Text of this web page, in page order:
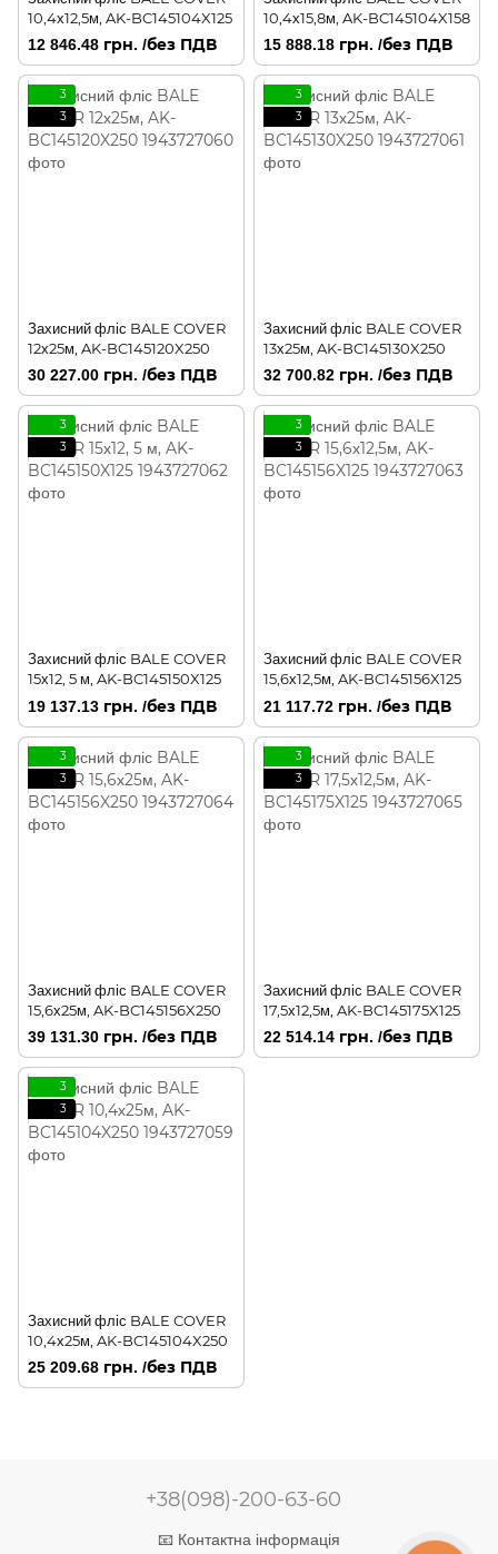
10,4х12,5м, AK-BC145104X125
12 846.48 грн. /без ПДВ
10,4х15,8м, AK-BC145104X158
15 888.18 грн. /без ПДВ
3
3
Захисний фліс BALE COVER
12х25м, AK-BC145120X250
30 227.00 грн. /без ПДВ
3
3
Захисний фліс BALE COVER
13х25м, AK-BC145130X250
32 700.82 грн. /без ПДВ
3
3
Захисний фліс BALE COVER
15х12, 5 м, AK-BC145150X125
19 137.13 грн. /без ПДВ
3
3
Захисний фліс BALE COVER
15,6х12,5м, AK-BC145156X125
21 117.72 грн. /без ПДВ
3
3
Захисний фліс BALE COVER
15,6х25м, AK-BC145156X250
39 131.30 грн. /без ПДВ
3
3
Захисний фліс BALE COVER
17,5х12,5м, AK-BC145175X125
22 514.14 грн. /без ПДВ
3
3
Захисний фліс BALE COVER
10,4х25м, AK-BC145104X250
25 209.68 грн. /без ПДВ
+38(098)-200-63-60
📧 Контактна інформація